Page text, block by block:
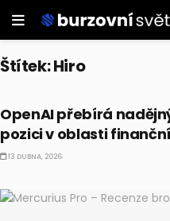
Štítek:Hiro
OpenAI přebírá
pozici v oblasti
13 DUBNA, 2026